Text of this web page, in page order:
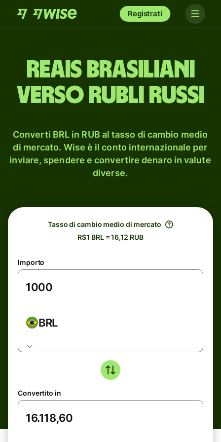
Registrati
reais brasiliani
verso rubli russi
Converti BRL in RUB al tasso di cambio medio
di mercato. Wise è il conto internazionale per
inviare, spendere e convertire denaro in valute
diverse.
Tasso di cambio medio di mercato
R$1 BRL = 16,12 RUB
Importo
BRL
Convertito in